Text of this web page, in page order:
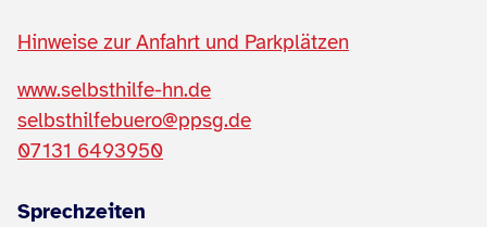
Hinweise zur Anfahrt und Parkplätzen
www.selbsthilfe-hn.de
selbsthilfebuero@ppsg.de
07131 6493950
Sprechzeiten